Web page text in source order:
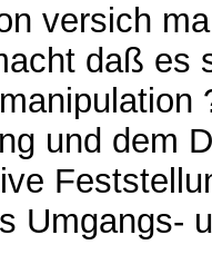
versich
daß es
und dem
Umgangs-